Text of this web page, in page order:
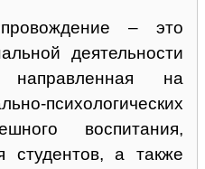
– это
деятельности
направленная на
психологических
воспитания,
студентов, а также